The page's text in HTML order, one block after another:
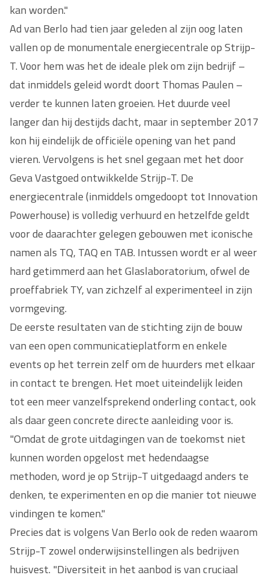
kan worden."
Ad van Berlo had tien jaar geleden al zijn oog laten
vallen op de monumentale energiecentrale op Strijp-
T. Voor hem was het de ideale plek om zijn bedrijf –
dat inmiddels geleid wordt doort Thomas Paulen –
verder te kunnen laten groeien. Het duurde veel
langer dan hij destijds dacht, maar in september 2017
kon hij eindelijk de officiële opening van het pand
vieren. Vervolgens is het snel gegaan met het door
Geva Vastgoed ontwikkelde Strijp-T. De
energiecentrale (inmiddels omgedoopt tot Innovation
Powerhouse) is volledig verhuurd en hetzelfde geldt
voor de daarachter gelegen gebouwen met iconische
namen als TQ, TAQ en TAB. Intussen wordt er al weer
hard getimmerd aan het Glaslaboratorium, ofwel de
proeffabriek TY, van zichzelf al experimenteel in zijn
vormgeving.
De eerste resultaten van de stichting zijn de bouw
van een open communicatieplatform en enkele
events op het terrein zelf om de huurders met elkaar
in contact te brengen. Het moet uiteindelijk leiden
tot een meer vanzelfsprekend onderling contact, ook
als daar geen concrete directe aanleiding voor is.
"Omdat de grote uitdagingen van de toekomst niet
kunnen worden opgelost met hedendaagse
methoden, word je op Strijp-T uitgedaagd anders te
denken, te experimenten en op die manier tot nieuwe
vindingen te komen."
Precies dat is volgens Van Berlo ook de reden waarom
Strijp-T zowel onderwijsinstellingen als bedrijven
huisvest. "Diversiteit in het aanbod is van cruciaal